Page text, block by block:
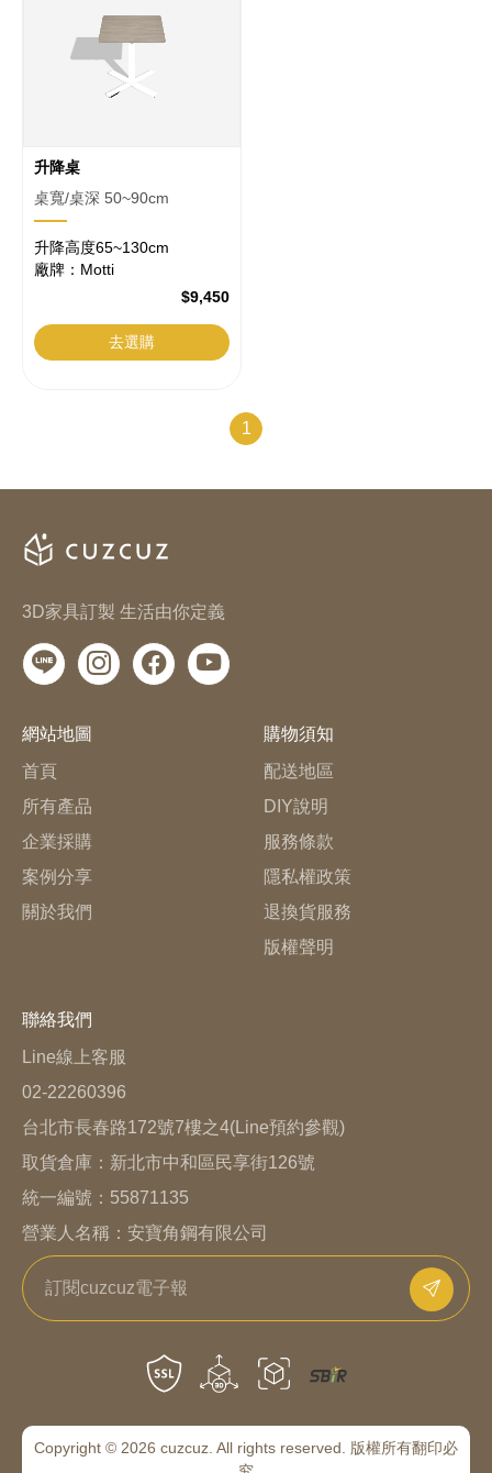
升降桌
桌寬/桌深 50~90cm
升降高度65~130cm
廠牌：Motti
$9,450
去選購
1
3D家具訂製 生活由你定義
網站地圖
首頁
所有產品
企業採購
案例分享
關於我們
購物須知
配送地區
DIY說明
服務條款
隱私權政策
退換貨服務
版權聲明
聯絡我們
Line線上客服
02-22260396
台北市長春路172號7樓之4(Line預約參觀)
取貨倉庫： 新北市中和區民享街126號
統一編號：55871135
營業人名稱：安寶角鋼有限公司
Copyright © 2026 cuzcuz. All rights reserved. 版權所有翻印必